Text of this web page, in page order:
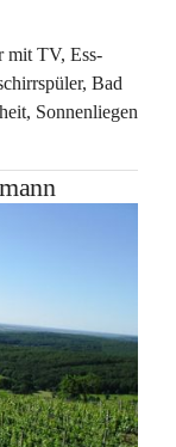
mit TV, Ess-
Bad
Sonnenliegen